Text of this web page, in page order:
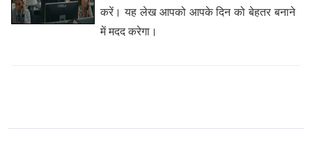
करें। यह लेख आपको आपके दिन को बेहतर बनाने
में मदद करेगा।